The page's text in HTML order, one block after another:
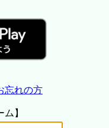
忘れの方
】